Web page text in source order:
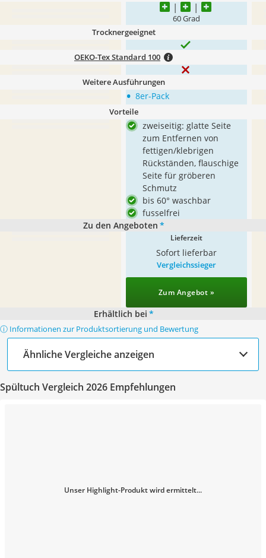
60 Grad
Trocknergeeignet
OEKO-Tex Standard 100
Weitere Ausführungen
• 8er-Pack
Vorteile
zweiseitig: glatte Seite
zum Entfernen von
fettigen/klebrigen
Rückständen, flauschige
Seite für gröberen
Schmutz
bis 60° waschbar
fusselfrei
Zu den Angeboten *
Lieferzeit
Sofort lieferbar
Vergleichssieger
Zum Angebot »
Erhältlich bei *
ⓘ Informationen zur Produktsortierung und Bewertung
Ähnliche Vergleiche anzeigen
Spültuch Vergleich 2026 Empfehlungen
Unser Highlight-Produkt wird ermittelt...